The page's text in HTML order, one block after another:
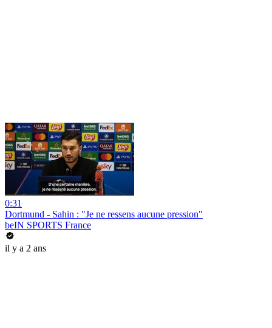
0:31
Dortmund - Sahin : "Je ne ressens aucune pression"
beIN SPORTS France
il y a 2 ans